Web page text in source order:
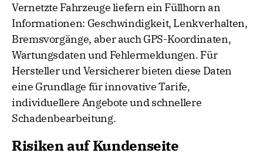
Vernetzte Fahrzeuge liefern ein Füllhorn an
Informationen: Geschwindigkeit, Lenkverhalten,
Bremsvorgänge, aber auch GPS-Koordinaten,
Wartungsdaten und Fehlermeldungen. Für
Hersteller und Versicherer bieten diese Daten
eine Grundlage für innovative Tarife,
individuellere Angebote und schnellere
Schadenbearbeitung.
Risiken auf Kundenseite